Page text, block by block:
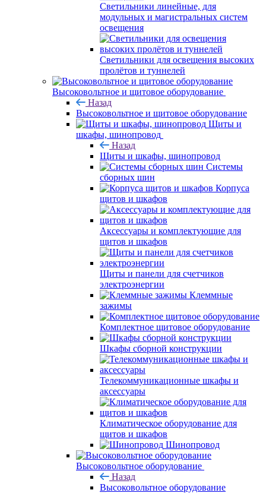
Светильники линейные, для
модульных и магистральных систем
освещения
Светильники для освещения высоких
пролётов и туннелей
Высоковольтное и щитовое оборудование
Назад
Высоковольтное и щитовое оборудование
Щиты и
шкафы, шинопровод
Назад
Щиты и шкафы, шинопровод
Системы
сборных шин
Корпуса
щитов и шкафов
Аксессуары и комплектующие для
щитов и шкафов
Щиты и панели для счетчиков
электроэнергии
Клеммные
зажимы
Комплектное щитовое оборудование
Шкафы сборной конструкции
Телекоммуникационные шкафы и
аксессуары
Климатическое оборудование для
щитов и шкафов
Шинопровод
Высоковольтное оборудование
Назад
Высоковольтное оборудование